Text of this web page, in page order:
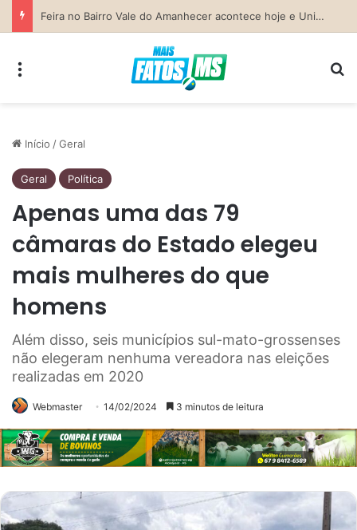
Previsão do Tempo para Costa Rica nesta sexta-feira (7)
Início /Geral
Geral Política
Apenas uma das 79
câmaras do Estado elegeu
mais mulheres do que
homens
Além disso, seis municípios sul-mato-grossenses
não elegeram nenhuma vereadora nas eleições
realizadas em 2020
Webmaster 14/02/2024 3 minutos de leitura